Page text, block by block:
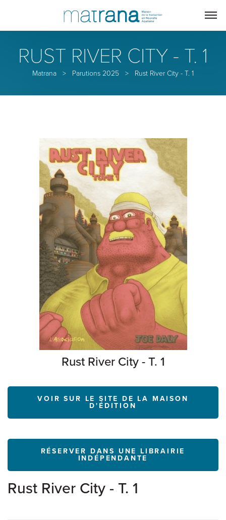
RUST RIVER CITY - T. 1
Matrana > Parutions 2025 > Rust River City - T. 1
Rust River City - T. 1
VOIR SUR LE SITE DE LA MAISON
D'ÉDITION
RÉSERVER DANS UNE LIBRAIRIE
INDÉPENDANTE
Rust River City - T. 1